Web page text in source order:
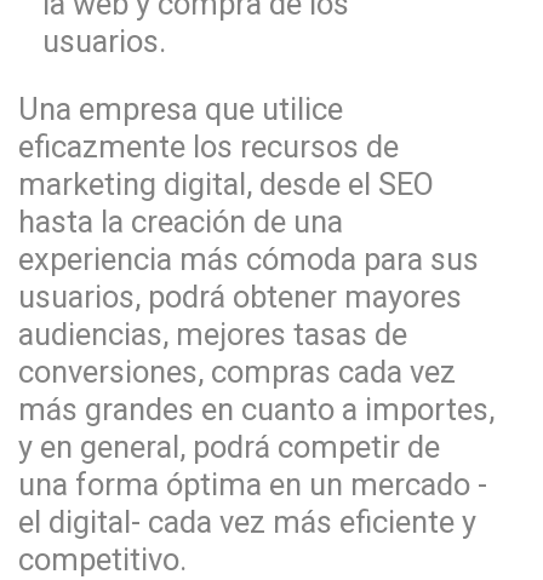
usuarios.
Una empresa que utilice
eficazmente los recursos de
marketing digital, desde el SEO
hasta la creación de una
experiencia más cómoda para sus
usuarios, podrá obtener mayores
audiencias, mejores tasas de
conversiones, compras cada vez
más grandes en cuanto a importes,
y en general, podrá competir de
una forma óptima en un mercado -
el digital- cada vez más eficiente y
competitivo.